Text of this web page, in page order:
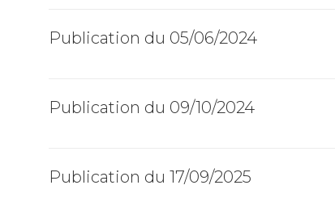
Publication du 05/06/2024
Publication du 09/10/2024
Publication du 17/09/2025